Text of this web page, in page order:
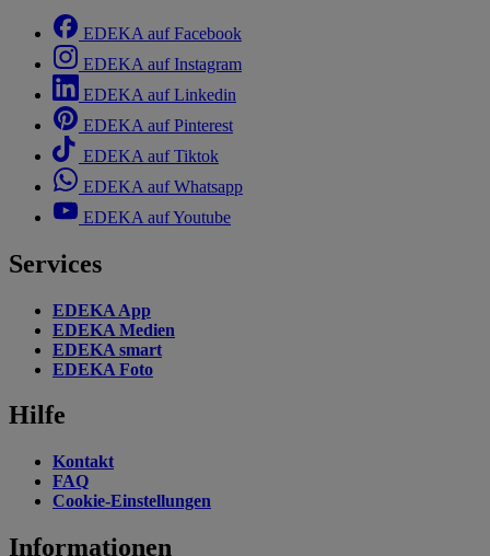
EDEKA auf Facebook
EDEKA auf Instagram
EDEKA auf Linkedin
EDEKA auf Pinterest
EDEKA auf Tiktok
EDEKA auf Whatsapp
EDEKA auf Youtube
Services
EDEKA App
EDEKA Medien
EDEKA smart
EDEKA Foto
Hilfe
Kontakt
FAQ
Cookie-Einstellungen
Informationen